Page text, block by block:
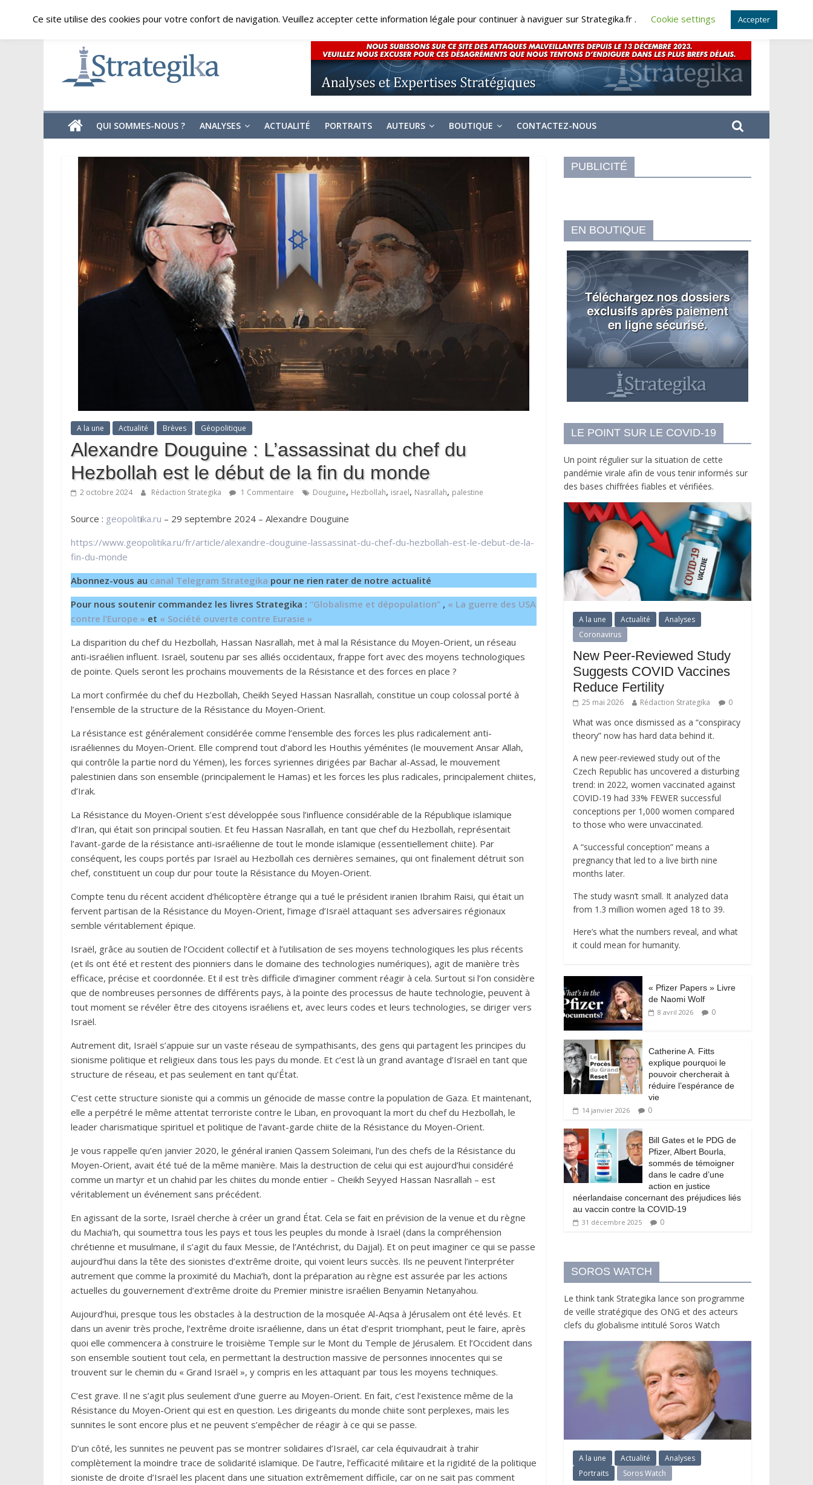
content
samedi, août 8, 2026
Strategika
Expertise
Analyses
géostratégiques
QUI SOMMES-NOUS ? ANALYSES ACTUALITÉ PORTRAITS AUTEURS BOUTIQUE CONTACTEZ-NOUS
A la une Actualité Brèves Géopolitique
Alexandre Douguine : L’assassinat du chef du
Hezbollah est le début de la fin du monde
2 octobre 2024 Rédaction Strategika 1 Commentaire Douguine, Hezbollah, israel, Nasrallah, palestine
Source : geopolitika.ru – 29 septembre 2024 – Alexandre Douguine
https://www.geopolitika.ru/fr/article/alexandre-douguine-lassassinat-du-chef-du-hezbollah-est-le-debut-de-la-
fin-du-monde
Abonnez-vous au canal Telegram Strategika pour ne rien rater de notre actualité
Pour nous soutenir commandez les livres Strategika : “Globalisme et dépopulation” , « La guerre des USA
contre l’Europe » et « Société ouverte contre Eurasie »
La disparition du chef du Hezbollah, Hassan Nasrallah, met à mal la Résistance du Moyen-Orient, un réseau
anti-israélien influent. Israël, soutenu par ses alliés occidentaux, frappe fort avec des moyens technologiques
de pointe. Quels seront les prochains mouvements de la Résistance et des forces en place ?
La mort confirmée du chef du Hezbollah, Cheikh Seyed Hassan Nasrallah, constitue un coup colossal porté à
l’ensemble de la structure de la Résistance du Moyen-Orient.
La résistance est généralement considérée comme l’ensemble des forces les plus radicalement anti-
israéliennes du Moyen-Orient. Elle comprend tout d’abord les Houthis yéménites (le mouvement Ansar Allah,
qui contrôle la partie nord du Yémen), les forces syriennes dirigées par Bachar al-Assad, le mouvement
palestinien dans son ensemble (principalement le Hamas) et les forces les plus radicales, principalement chiites,
d’Irak.
La Résistance du Moyen-Orient s’est développée sous l’influence considérable de la République islamique
d’Iran, qui était son principal soutien. Et feu Hassan Nasrallah, en tant que chef du Hezbollah, représentait
l’avant-garde de la résistance anti-israélienne de tout le monde islamique (essentiellement chiite). Par
conséquent, les coups portés par Israël au Hezbollah ces dernières semaines, qui ont finalement détruit son
chef, constituent un coup dur pour toute la Résistance du Moyen-Orient.
Compte tenu du récent accident d’hélicoptère étrange qui a tué le président iranien Ibrahim Raisi, qui était un
fervent partisan de la Résistance du Moyen-Orient, l’image d’Israël attaquant ses adversaires régionaux
semble véritablement épique.
Israël, grâce au soutien de l’Occident collectif et à l’utilisation de ses moyens technologiques les plus récents
(et ils ont été et restent des pionniers dans le domaine des technologies numériques), agit de manière très
efficace, précise et coordonnée. Et il est très difficile d’imaginer comment réagir à cela. Surtout si l’on considère
que de nombreuses personnes de différents pays, à la pointe des processus de haute technologie, peuvent à
tout moment se révéler être des citoyens israéliens et, avec leurs codes et leurs technologies, se diriger vers
Israël.
Autrement dit, Israël s’appuie sur un vaste réseau de sympathisants, des gens qui partagent les principes du
sionisme politique et religieux dans tous les pays du monde. Et c’est là un grand avantage d’Israël en tant que
structure de réseau, et pas seulement en tant qu’État.
C’est cette structure sioniste qui a commis un génocide de masse contre la population de Gaza. Et maintenant,
elle a perpétré le même attentat terroriste contre le Liban, en provoquant la mort du chef du Hezbollah, le
leader charismatique spirituel et politique de l’avant-garde chiite de la Résistance du Moyen-Orient.
Je vous rappelle qu’en janvier 2020, le général iranien Qassem Soleimani, l’un des chefs de la Résistance du
Moyen-Orient, avait été tué de la même manière. Mais la destruction de celui qui est aujourd’hui considéré
comme un martyr et un chahid par les chiites du monde entier – Cheikh Seyyed Hassan Nasrallah – est
véritablement un événement sans précédent.
En agissant de la sorte, Israël cherche à créer un grand État. Cela se fait en prévision de la venue et du règne
du Machia’h, qui soumettra tous les pays et tous les peuples du monde à Israël (dans la compréhension
chrétienne et musulmane, il s’agit du faux Messie, de l’Antéchrist, du Dajjal). Et on peut imaginer ce qui se passe
aujourd’hui dans la tête des sionistes d’extrême droite, qui voient leurs succès. Ils ne peuvent l’interpréter
autrement que comme la proximité du Machia’h, dont la préparation au règne est assurée par les actions
actuelles du gouvernement d’extrême droite du Premier ministre israélien Benyamin Netanyahou.
Aujourd’hui, presque tous les obstacles à la destruction de la mosquée Al-Aqsa à Jérusalem ont été levés. Et
dans un avenir très proche, l’extrême droite israélienne, dans un état d’esprit triomphant, peut le faire, après
quoi elle commencera à construire le troisième Temple sur le Mont du Temple de Jérusalem. Et l’Occident dans
son ensemble soutient tout cela, en permettant la destruction massive de personnes innocentes qui se
trouvent sur le chemin du « Grand Israël », y compris en les attaquant par tous les moyens techniques.
C’est grave. Il ne s’agit plus seulement d’une guerre au Moyen-Orient. En fait, c’est l’existence même de la
Résistance du Moyen-Orient qui est en question. Les dirigeants du monde chiite sont perplexes, mais les
sunnites le sont encore plus et ne peuvent s’empêcher de réagir à ce qui se passe.
D’un côté, les sunnites ne peuvent pas se montrer solidaires d’Israël, car cela équivaudrait à trahir
complètement la moindre trace de solidarité islamique. De l’autre, l’efficacité militaire et la rigidité de la politique
sioniste de droite d’Israël les placent dans une situation extrêmement difficile, car on ne sait pas comment
PUBLICITÉ
EN BOUTIQUE
LE POINT SUR LE COVID-19
Un point régulier sur la situation de cette
pandémie virale afin de vous tenir informés sur
des bases chiffrées fiables et vérifiées.
A la une Actualité
Analyses
Coronavirus
New Peer-Reviewed Study
Suggests COVID Vaccines
Reduce Fertility
25 mai 2026 Rédaction Strategika 0
What was once dismissed as a “conspiracy
theory” now has hard data behind it.
A new peer-reviewed study out of the
Czech Republic has uncovered a disturbing
trend: in 2022, women vaccinated against
COVID-19 had 33% FEWER successful
conceptions per 1,000 women compared
to those who were unvaccinated.
A “successful conception” means a
pregnancy that led to a live birth nine
months later.
The study wasn’t small. It analyzed data
from 1.3 million women aged 18 to 39.
Here’s what the numbers reveal, and what
it could mean for humanity.
« Pfizer Papers » Livre
de Naomi Wolf
8 avril 2026 0
Catherine A. Fitts
explique pourquoi le
pouvoir chercherait à
réduire l’espérance de
vie
14 janvier 2026 0
Bill Gates et le PDG de
Pfizer, Albert Bourla,
sommés de témoigner
dans le cadre d’une
action en justice
néerlandaise concernant des préjudices liés
au vaccin contre la COVID-19
31 décembre 2025 0
SOROS WATCH
Le think tank Strategika lance son programme
de veille stratégique des ONG et des acteurs
clefs du globalisme intitulé Soros Watch
A la une Actualité
Analyses
Portraits
Soros Watch
Ce site utilise des cookies pour votre confort de navigation. Veuillez accepter cette information légale pour continuer à naviguer sur Strategika.fr . Cookie settings Accepter